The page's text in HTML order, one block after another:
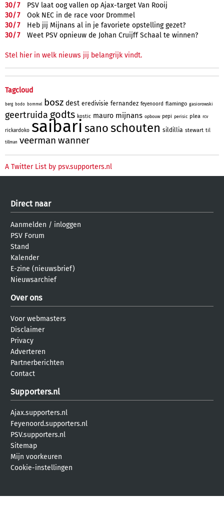
30/7
PSV laat oog vallen op Ajax-target Van Rooij
30/7
Ook NEC in de race voor Drommel
30/7
Heb jij Mijnans al in je favoriete opstelling gezet?
30/7 Weet PSV opnieuw de Johan Cruijff Schaal te winnen?
Stel hier in welk nieuws jij belangrijk vindt.
Tagcloud
berg bodo bommel bosz dest eredivisie fernandez feyenoord flamingo gasiorowski
geertruida godts kostic mauro mijnans opbouw pepi perisic plea rcv
rickardoko saibari sanoschouten sildillia stewart til
tillman veerman wanner
A Twitter List by psv.supporters.nl
Direct naar
Aanmelden / inloggen
PSV Forum
Stand
Kalender
E-zine (nieuwsbrief)
Nieuwsarchief
Over ons
Voor webmasters
Disclaimer
Privacy
Adverteren
Partnerberichten
Contact
Supporters.nl
Ajax.supporters.nl
Feyenoord.supporters.nl
PSV.supporters.nl
Sitemap
Mijn voorkeuren
Cookie-instellingen